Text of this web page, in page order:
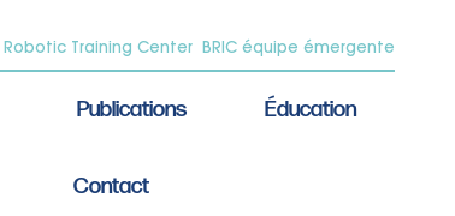
Robotic Training Center BRIC équipe émergente
Publications Éducation
Contact